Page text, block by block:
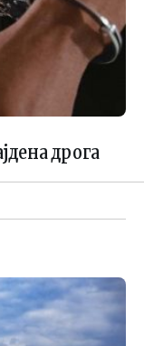
дрога